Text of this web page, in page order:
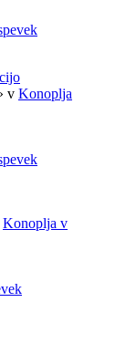
v Konoplja
Konoplja v